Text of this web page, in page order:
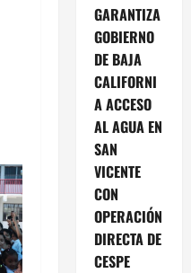
GARANTIZA
GOBIERNO
DE BAJA
CALIFORNI
A ACCESO
AL AGUA EN
SAN
VICENTE
CON
OPERACIÓN
DIRECTA DE
CESPE